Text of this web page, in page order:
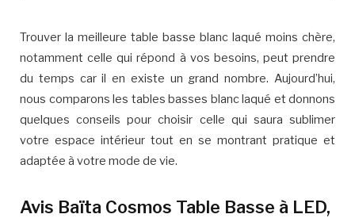
Trouver la meilleure table basse blanc laqué moins chère,
notamment celle qui répond à vos besoins, peut prendre
du temps car il en existe un grand nombre. Aujourd’hui,
nous comparons les tables basses blanc laqué et donnons
quelques conseils pour choisir celle qui saura sublimer
votre espace intérieur tout en se montrant pratique et
adaptée à votre mode de vie.
Avis Baïta Cosmos Table Basse à LED,